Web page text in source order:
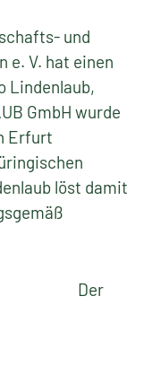
und
e. V. hat einen
Lindenlaub,
GmbH wurde
Erfurt
löst damit
Der